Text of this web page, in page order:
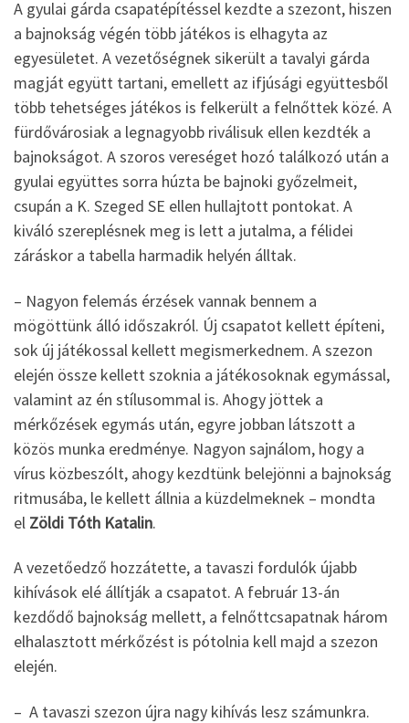
A gyulai gárda csapatépítéssel kezdte a szezont, hiszen
a bajnokság végén több játékos is elhagyta az
egyesületet. A vezetőségnek sikerült a tavalyi gárda
magját együtt tartani, emellett az ifjúsági együttesből
több tehetséges játékos is felkerült a felnőttek közé. A
fürdővárosiak a legnagyobb riválisuk ellen kezdték a
bajnokságot. A szoros vereséget hozó találkozó után a
gyulai együttes sorra húzta be bajnoki győzelmeit,
csupán a K. Szeged SE ellen hullajtott pontokat. A
kiváló szereplésnek meg is lett a jutalma, a félidei
záráskor a tabella harmadik helyén álltak.
– Nagyon felemás érzések vannak bennem a
mögöttünk álló időszakról. Új csapatot kellett építeni,
sok új játékossal kellett megismerkednem. A szezon
elején össze kellett szoknia a játékosoknak egymással,
valamint az én stílusommal is. Ahogy jöttek a
mérkőzések egymás után, egyre jobban látszott a
közös munka eredménye. Nagyon sajnálom, hogy a
vírus közbeszólt, ahogy kezdtünk belejönni a bajnokság
ritmusába, le kellett állnia a küzdelmeknek – mondta
el Zöldi Tóth Katalin.
A vezetőedző hozzátette, a tavaszi fordulók újabb
kihívások elé állítják a csapatot. A február 13-án
kezdődő bajnokság mellett, a felnőttcsapatnak három
elhalasztott mérkőzést is pótolnia kell majd a szezon
elején.
– A tavaszi szezon újra nagy kihívás lesz számunkra.